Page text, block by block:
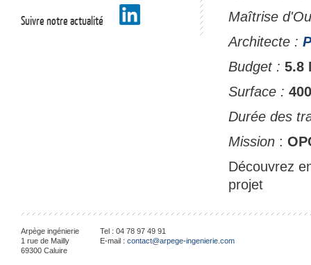
Maîtrise
Architecte :
Budget : 5.8
Surface :
Durée des
Mission :
Découvrez
projet
Suivre notre actualité
Arpège ingénierie
1 rue de Mailly
69300 Caluire
Tel : 04 78 97 49 91
E-mail : contact@arpege-ingenierie.com